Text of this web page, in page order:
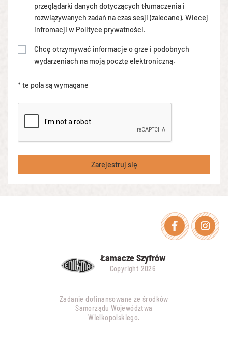
przeglądarki danych dotyczących tłumaczenia i
rozwiązywanych zadań na czas sesji (zalecane). Wiecej
infromacji w Polityce prywatności.
Chcę otrzymywać informacje o grze i podobnych
wydarzeniach na moją pocztę elektroniczną.
* te pola są wymagane
Zarejestruj się
Facebook
Łamacze Szyfrów
Copyright 2026
Zadanie dofinansowane ze środków
Samorządu Województwa
Wielkopolskiego.